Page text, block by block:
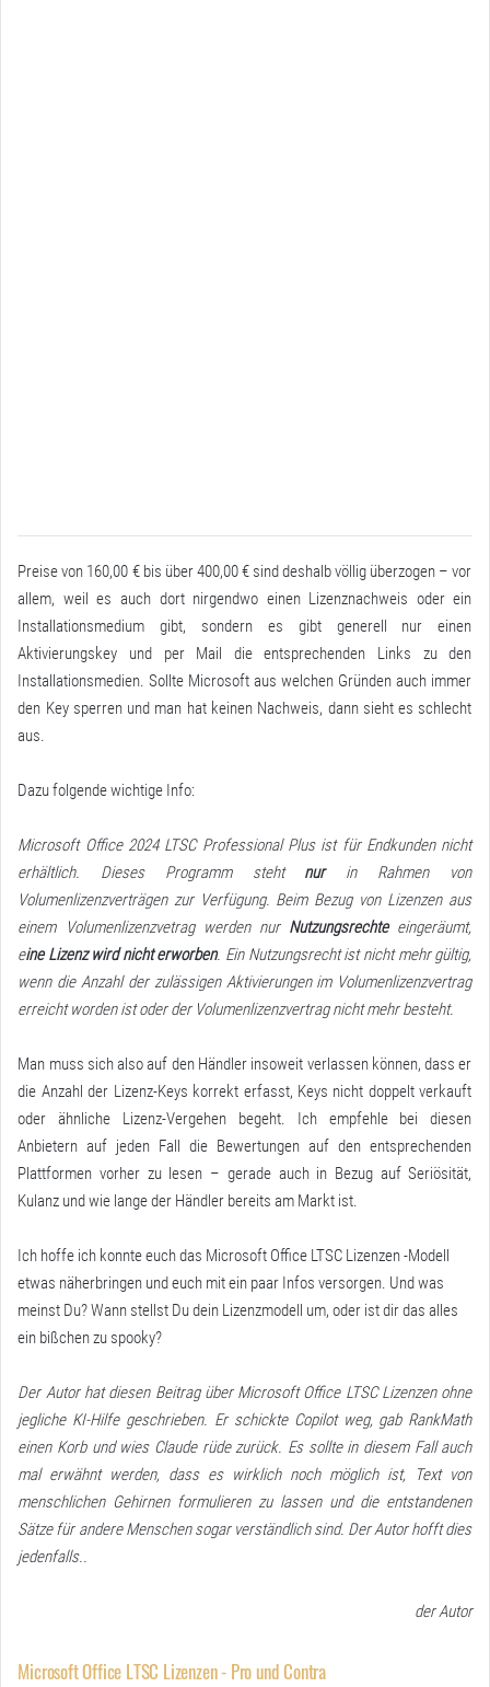
Preise von 160,00 € bis über 400,00 € sind deshalb völlig überzogen – vor
allem, weil es auch dort nirgendwo einen Lizenznachweis oder ein
Installationsmedium gibt, sondern es gibt generell nur einen
Aktivierungskey und per Mail die entsprechenden Links zu den
Installationsmedien. Sollte Microsoft aus welchen Gründen auch immer
den Key sperren und man hat keinen Nachweis, dann sieht es schlecht
aus.
Dazu folgende wichtige Info:
Microsoft Office 2024 LTSC Professional Plus ist für Endkunden nicht
erhältlich. Dieses Programm steht nurin Rahmen von
Volumenlizenzverträgen zur Verfügung. Beim Bezug von Lizenzen aus
einem Volumenlizenzvetrag werden nur Nutzungsrechteeingeräumt,
eine Lizenz wird nicht erworben. Ein Nutzungsrecht ist nicht mehr gültig,
wenn die Anzahl der zulässigen Aktivierungen im Volumenlizenzvertrag
erreicht worden ist oder der Volumenlizenzvertrag nicht mehr besteht.
Man muss sich also auf den Händler insoweit verlassen können, dass er
die Anzahl der Lizenz-Keys korrekt erfasst, Keys nicht doppelt verkauft
oder ähnliche Lizenz-Vergehen begeht. Ich empfehle bei diesen
Anbietern auf jeden Fall die Bewertungen auf den entsprechenden
Plattformen vorher zu lesen – gerade auch in Bezug auf Seriösität,
Kulanz und wie lange der Händler bereits am Markt ist.
Ich hoffe ich konnte euch das Microsoft Office LTSC Lizenzen -Modell
etwas näherbringen und euch mit ein paar Infos versorgen. Und was
meinst Du? Wann stellst Du dein Lizenzmodell um, oder ist dir das alles
ein bißchen zu spooky?
Der Autor hat diesen Beitrag über Microsoft Office LTSC Lizenzen ohne
jegliche KI-Hilfe geschrieben. Er schickte Copilot weg, gab RankMath
einen Korb und wies Claude rüde zurück. Es sollte in diesem Fall auch
mal erwähnt werden, dass es wirklich noch möglich ist, Text von
menschlichen Gehirnen formulieren zu lassen und die entstandenen
Sätze für andere Menschen sogar verständlich sind. Der Autor hofft dies
jedenfalls..
der Autor
Microsoft Office LTSC Lizenzen - Pro und Contra